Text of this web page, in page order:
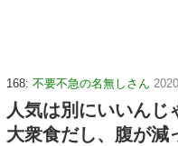
168: 不要不急の名無しさん
人気は別にいいんじ
大衆食だし、腹が減